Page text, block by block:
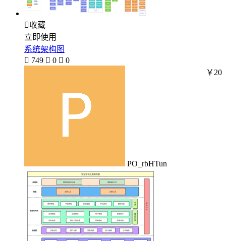
收藏
立即使用
系统架构图
 749  0  0
PO_rbHTun
￥20